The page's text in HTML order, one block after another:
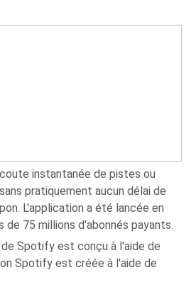
instantanée de pistes ou
pratiquement aucun délai de
L'application a été lancée en
75 millions d'abonnés payants.
Spotify est conçu à l'aide de
Spotify est créée à l'aide de